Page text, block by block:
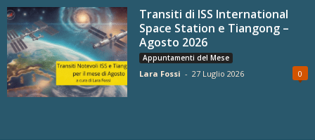
Transiti di ISS International
Space Station e Tiangong –
Agosto 2026
Appuntamenti del Mese
Lara Fossi - 27 Luglio 2026 0